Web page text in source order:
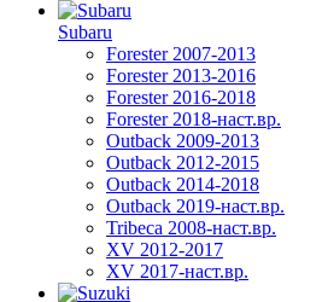
Subaru
Forester 2007-2013
Forester 2013-2016
Forester 2016-2018
Forester 2018-наст.вр.
Outback 2009-2013
Outback 2012-2015
Outback 2014-2018
Outback 2019-наст.вр.
Tribeca 2008-наст.вр.
XV 2012-2017
XV 2017-наст.вр.